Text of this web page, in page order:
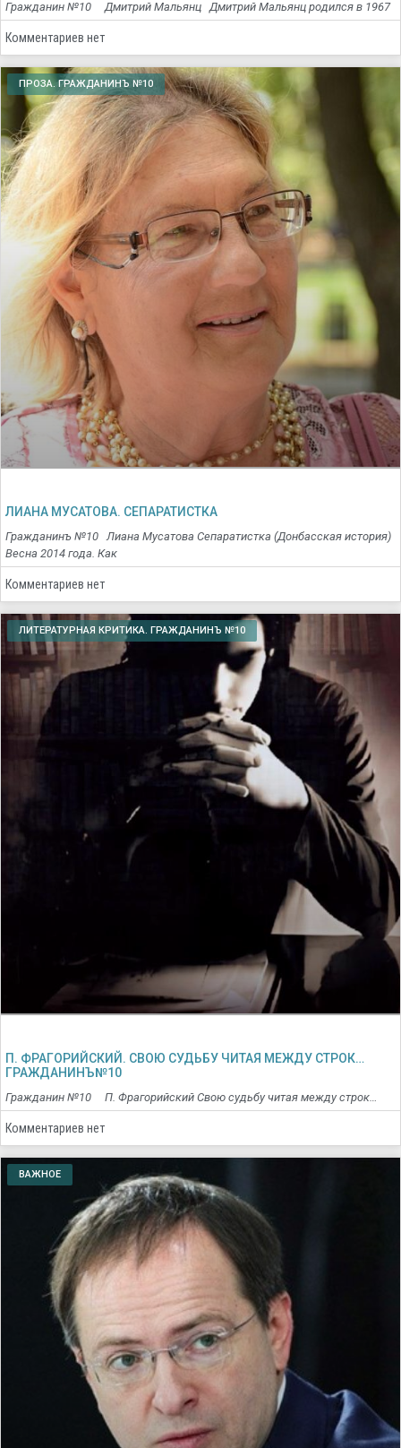
Гражданин №10 Дмитрий Мальянц Дмитрий Мальянц родился в 1967
Комментариев нет
ПРОЗА. ГРАЖДАНИНЪ №10
ЛИАНА МУСАТОВА. СЕПАРАТИСТКА
Гражданинъ №10 Лиана Мусатова Сепаратистка (Донбасская история)
Весна 2014 года. Как
Комментариев нет
ЛИТЕРАТУРНАЯ КРИТИКА. ГРАЖДАНИНЪ №10
П. ФРАГОРИЙСКИЙ. СВОЮ СУДЬБУ ЧИТАЯ МЕЖДУ СТРОК…
ГРАЖДАНИНЪ№10
Гражданин №10 П. Фрагорийский Свою судьбу читая между строк…
Комментариев нет
ВАЖНОЕ